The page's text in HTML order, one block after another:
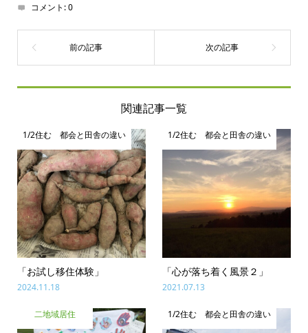
コメント:0
関連記事一覧
1/2住む 都会と田舎の違い
「お試し移住体験」
2024.11.18
1/2住む 都会と田舎の違い
「心が落ち着く風景２」
2021.07.13
二地域居住 1/2住む 都会と田舎の違い